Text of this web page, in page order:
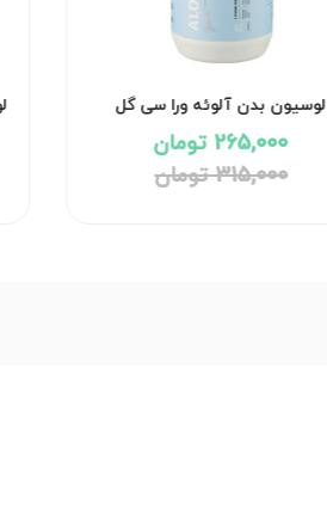
لوسیون بدن آلوئه ورا سی گل
265,000 تومان
315,000 تومان